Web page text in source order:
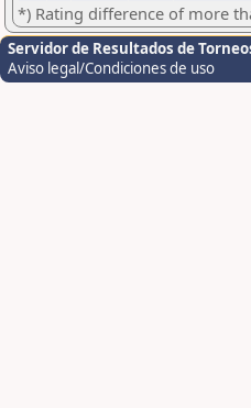
*) Rating difference of more
Servidor de Resultados de
Aviso legal/Condiciones de uso